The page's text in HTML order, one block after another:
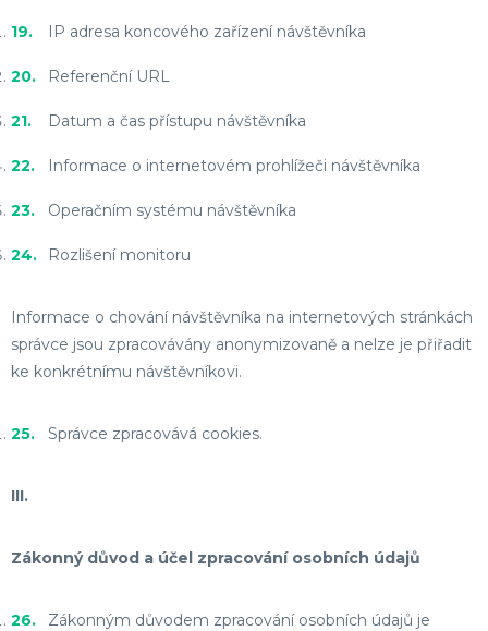
IP adresa koncového zařízení návštěvníka
Referenční URL
Datum a čas přístupu návštěvníka
Informace o internetovém prohlížeči návštěvníka
Operačním systému návštěvníka
Rozlišení monitoru
Informace o chování návštěvníka na internetových stránkách
správce jsou zpracovávány anonymizovaně a nelze je přiřadit
ke konkrétnímu návštěvníkovi.
Správce zpracovává cookies.
III.
Zákonný důvod a účel zpracování osobních údajů
Zákonným důvodem zpracování osobních údajů je